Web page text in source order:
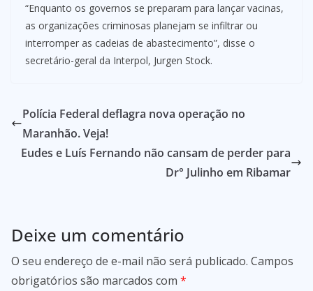
“Enquanto os governos se preparam para lançar vacinas,
as organizações criminosas planejam se infiltrar ou
interromper as cadeias de abastecimento”, disse o
secretário-geral da Interpol, Jurgen Stock.
Polícia Federal deflagra nova operação no
Maranhão. Veja!
Eudes e Luís Fernando não cansam de perder para
Dr° Julinho em Ribamar
Deixe um comentário
O seu endereço de e-mail não será publicado. Campos
obrigatórios são marcados com *